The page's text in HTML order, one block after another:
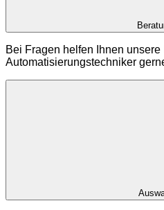
Bei Fragen helfen Ihnen unsere
Automatisierungstechniker